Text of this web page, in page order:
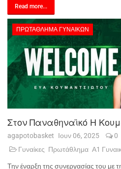
Read more...
ΠΡΩΤΆΘΛΗΜΑ ΓΥΝΑΙΚΏΝ
Στον Παναθηναϊκό Η
agapotobasket Ιουν 06, 2025
0
Γυναίκες Πρωτάθλημα Α1
Την έναρξη της συνεργασίας του με